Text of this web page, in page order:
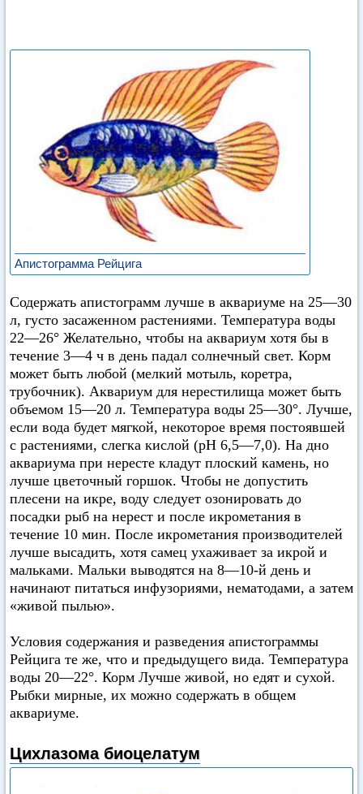
Апистограмма Рейцига
Содержать апистограмм лучше в аквариуме на 25—30
л, густо засаженном растениями. Температура воды
22—26° Желательно, чтобы на аквариум хотя бы в
течение 3—4 ч в день падал солнечный свет. Корм
может быть любой (мелкий мотыль, коретра,
трубочник). Аквариум для нерестилища может быть
объемом 15—20 л. Температура воды 25—30°. Лучше,
если вода будет мягкой, некоторое время постоявшей
с растениями, слегка кислой (pH 6,5—7,0). На дно
аквариума при нересте кладут плоский камень, но
лучше цветочный горшок. Чтобы не допустить
плесени на икре, воду следует озонировать до
посадки рыб на нерест и после икрометания в
течение 10 мин. После икрометания производителей
лучше высадить, хотя самец ухаживает за икрой и
мальками. Мальки выводятся на 8—10-й день и
начинают питаться инфузориями, нематодами, а затем
«живой пылью».
Условия содержания и разведения апистограммы
Рейцига те же, что и предыдущего вида. Температура
воды 20—22°. Корм Лучше живой, но едят и сухой.
Рыбки мирные, их можно содержать в общем
аквариуме.
Цихлазома биоцелатум